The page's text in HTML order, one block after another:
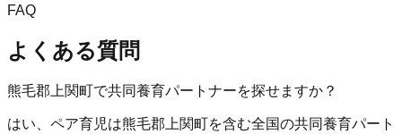
FAQ
よくある質問
熊毛郡上関町で共同養育パートナーを探せますか？
はい、ペア育児は熊毛郡上関町を含む全国の共同養育パート